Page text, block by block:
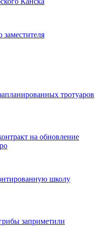
тротуаров
на обновление
школу
заприметили